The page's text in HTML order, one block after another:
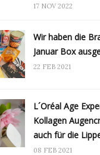
17 NOV 2022
Wir haben die
Januar Box
22 FEB 2021
L´Oréal Age
Kollagen
auch für die
08 FEB 2021